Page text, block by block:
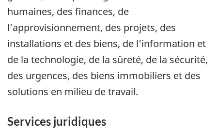
humaines, des finances, de
l’approvisionnement, des projets, des
installations et des biens, de l’information et
de la technologie, de la sûreté, de la sécurité,
des urgences, des biens immobiliers et des
solutions en milieu de travail.
Services juridiques